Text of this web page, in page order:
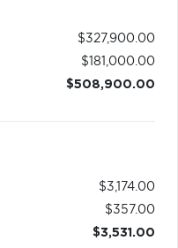
$327,900.00
$181,000.00
$508,900.00
$3,174.00
$357.00
$3,531.00